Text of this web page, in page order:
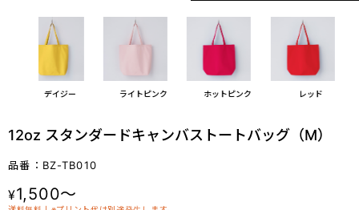
デイジー ライトピンク ホットピンク レッド
12oz スタンダードキャンバストートバッグ（M）
品番：BZ-TB010
¥1,500～